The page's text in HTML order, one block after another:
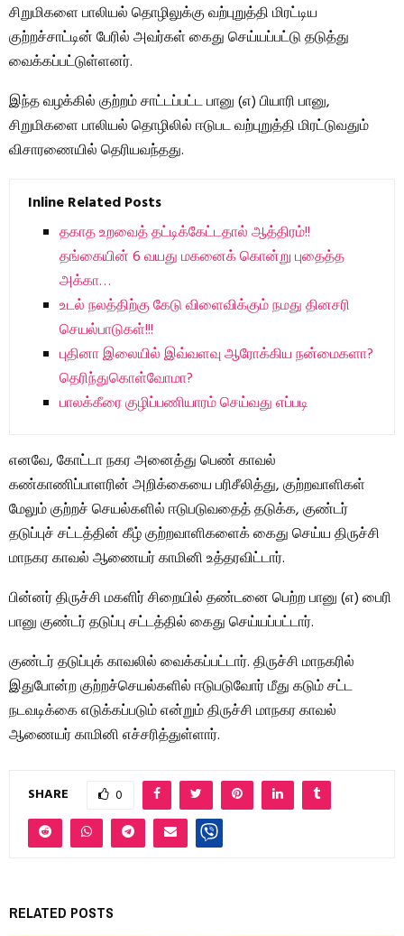
சிறுமிகளை பாலியல் தொழிலுக்கு வற்புறுத்தி மிரட்டிய
குற்றச்சாட்டின் பேரில் அவர்கள் கைது செய்யப்பட்டு தடுத்து
வைக்கப்பட்டுள்ளனர்.
இந்த வழக்கில் குற்றம் சாட்டப்பட்ட பானு (எ) பியாரி பானு,
சிறுமிகளை பாலியல் தொழிலில் ஈடுபட வற்புறுத்தி மிரட்டுவதும்
விசாரணையில் தெரியவந்தது.
Inline Related Posts
தகாத உறவைத் தட்டிக்கேட்டதால் ஆத்திரம்!!
தங்கையின் 6 வயது மகனைக் கொன்று புதைத்த
அக்கா…
உடல் நலத்திற்கு கேடு விளைவிக்கும் நமது தினசரி
செயல்பாடுகள்!!!
புதினா இலையில் இவ்வளவு ஆரோக்கிய நன்மைகளா?
தெரிந்துகொள்வோமா?
பாலக்கீரை குழிப்பணியாரம் செய்வது எப்படி
எனவே, கோட்டா நகர அனைத்து பெண் காவல்
கண்காணிப்பாளரின் அறிக்கையை பரிசீலித்து, குற்றவாளிகள்
மேலும் குற்றச் செயல்களில் ஈடுபடுவதைத் தடுக்க, குண்டர்
தடுப்புச் சட்டத்தின் கீழ் குற்றவாளிகளைக் கைது செய்ய திருச்சி
மாநகர காவல் ஆணையர் காமினி உத்தரவிட்டார்.
பின்னர் திருச்சி மகளிர் சிறையில் தண்டனை பெற்ற பானு (எ) பைரி
பானு குண்டர் தடுப்பு சட்டத்தில் கைது செய்யப்பட்டார்.
குண்டர் தடுப்புக் காவலில் வைக்கப்பட்டார். திருச்சி மாநகரில்
இதுபோன்ற குற்றச்செயல்களில் ஈடுபடுவோர் மீது கடும் சட்ட
நடவடிக்கை எடுக்கப்படும் என்றும் திருச்சி மாநகர காவல்
ஆணையர் காமினி எச்சரித்துள்ளார்.
SHARE 0
RELATED POSTS